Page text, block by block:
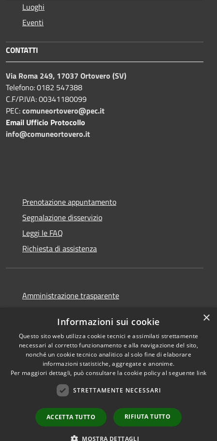
Luoghi
Eventi
CONTATTI
Via Roma 249, 17037 Ortovero (SV)
Telefono: 0182 547388
C.F/P.IVA: 00341180099
PEC:comuneortovero@pec.it
Email Ufficio Protocollo
info@comuneortovero.it
Prenotazione appuntamento
Segnalazione disservizio
Leggi le FAQ
Richiesta di assistenza
Amministrazione trasparente
Dichiarazione di accessibilità
Copyright © 2026 • Comune di
Municipium•
Accesso
redazione
×
Informazioni sui cookie
Questo sito web utilizza cookie tecnici e assimilati strettamente
necessari al corretto funzionamento e alla navigazione del sito,
nonché un cookie tecnico analitico al solo fine di elaborare
informazioni statistiche, aggregate e anonime.
Per maggiori dettagli, può consultare la cookie policy al seguente link
STRETTAMENTE NECESSARI
ACCETTA TUTTO RIFIUTA TUTTO
MOSTRA DETTAGLI